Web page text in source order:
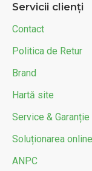
Servicii clienți
Contact
Politica de Retur
Brand
Hartă site
Service & Garanție
Soluționarea
ANPC